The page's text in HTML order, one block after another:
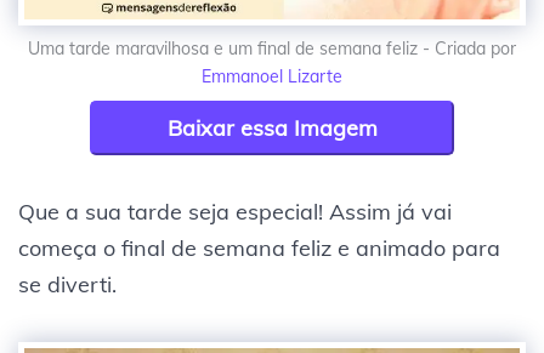
Uma tarde maravilhosa e um final de semana feliz - Criada por
Emmanoel Lizarte
Baixar essa Imagem
Que a sua tarde seja especial! Assim já vai
começa o final de semana feliz e animado para
se diverti.